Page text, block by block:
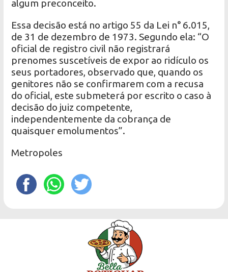
algum preconceito.
Essa decisão está no artigo 55 da Lei n° 6.015,
de 31 de dezembro de 1973. Segundo ela: “O
oficial de registro civil não registrará
prenomes suscetíveis de expor ao ridículo os
seus portadores, observado que, quando os
genitores não se confirmarem com a recusa
do oficial, este submeterá por escrito o caso à
decisão do juiz competente,
independentemente da cobrança de
quaisquer emolumentos”.
Metropoles